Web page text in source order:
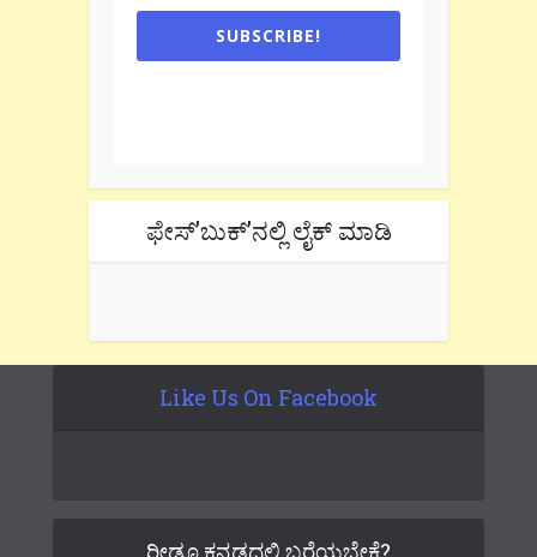
SUBSCRIBE!
ಫೇಸ್’ಬುಕ್’ನಲ್ಲಿ ಲೈಕ್ ಮಾಡಿ
Like Us On Facebook
ರೀಡೂ ಕನ್ನಡದಲ್ಲಿ ಬರೆಯಬೇಕೆ?